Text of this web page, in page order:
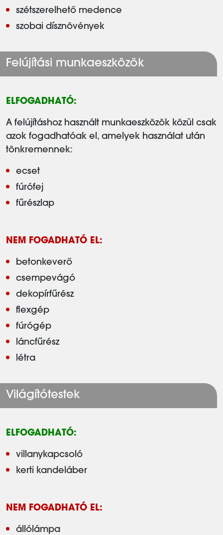
szétszerelhető medence
szobai dísznövények
Felújítási munkaeszközök
ELFOGADHATÓ:
A felújításhoz használt munkaeszközök közül csak
azok fogadhatóak el, amelyek használat után
tönkremennek:
ecset
fúrófej
fűrészlap
NEM FOGADHATÓ EL:
betonkeverő
csempevágó
dekopírfűrész
flexgép
fúrógép
láncfűrész
létra
Világítótestek
ELFOGADHATÓ:
villanykapcsoló
kerti kandeláber
NEM FOGADHATÓ EL:
állólámpa